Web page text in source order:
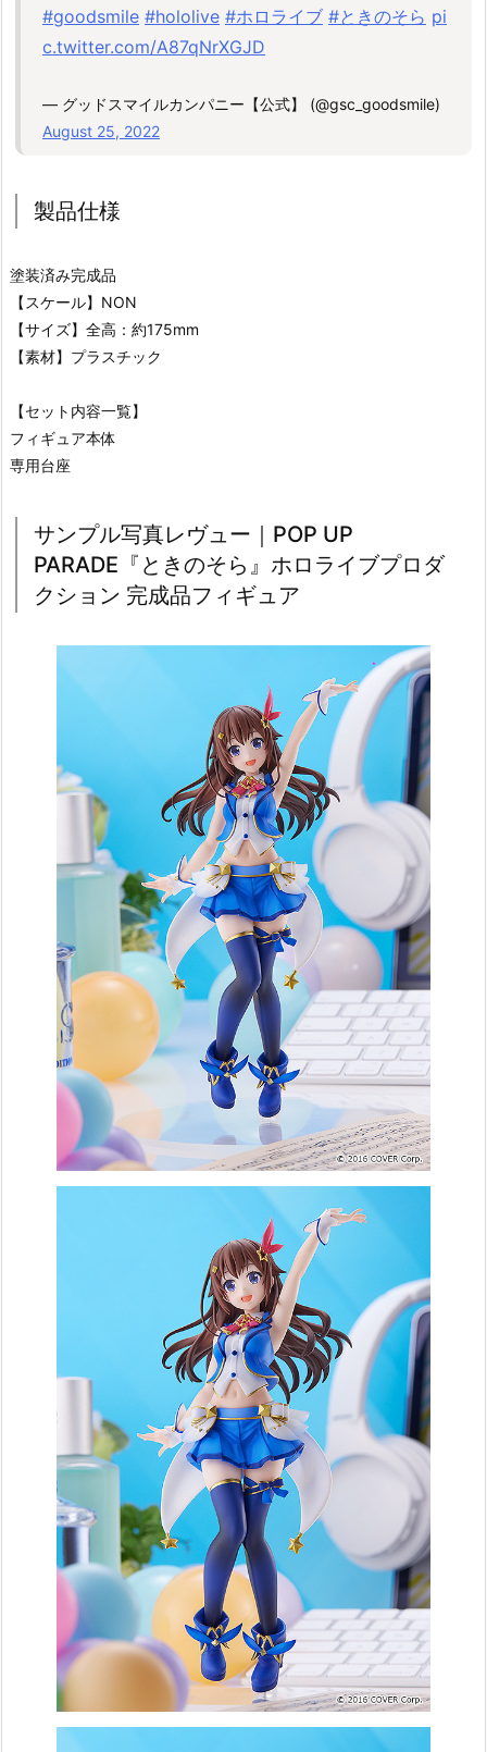
#goodsmile #hololive #ホロライブ #ときのそら pi
c.twitter.com/A87qNrXGJD
— グッドスマイルカンパニー【公式】 (@gsc_goodsmile)
August 25, 2022
製品仕様
塗装済み完成品
【スケール】NON
【サイズ】全高：約175mm
【素材】プラスチック
【セット内容一覧】
フィギュア本体
専用台座
サンプル写真レヴュー｜POP UP
PARADE『ときのそら』ホロライブプロダ
クション 完成品フィギュア